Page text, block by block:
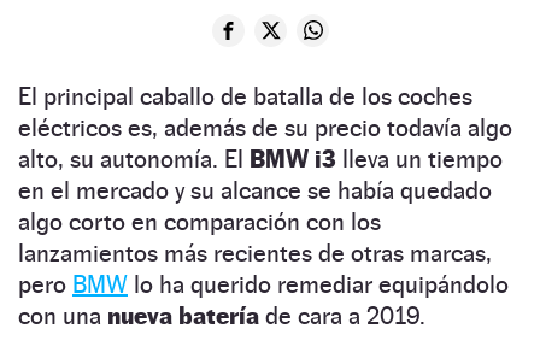
El principal caballo de batalla de los coches
eléctricos es, además de su precio todavía algo
alto, su autonomía. El BMW i3 lleva un tiempo
en el mercado y su alcance se había quedado
algo corto en comparación con los
lanzamientos más recientes de otras marcas,
pero BMW lo ha querido remediar equipándolo
con una nueva batería de cara a 2019.